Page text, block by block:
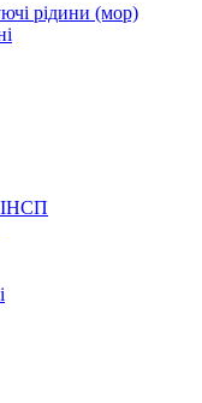
рідини (мор)
ІНСП